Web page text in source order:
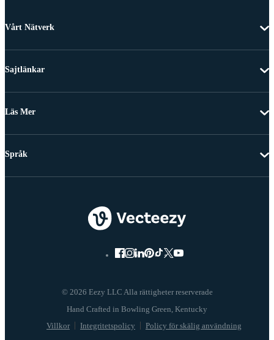
Vårt Nätverk
Sajtlänkar
Läs Mer
© 2026 Eezy LLC Alla rättigheter reserverade
Villkor Integritetspolicy Policy för skälig användning
Språk